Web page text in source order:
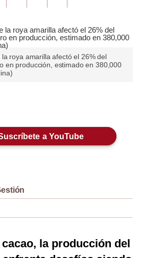
roya amarilla afectó el 26% del
en producción, estimado en 380,000
a YouTube
la producción del